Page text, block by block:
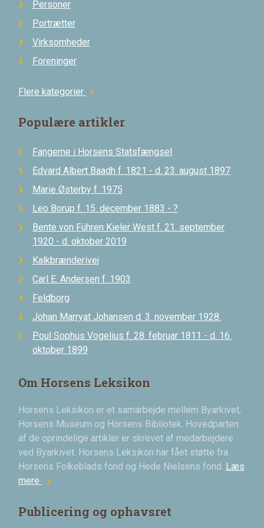
Personer
Portrætter
Virksomheder
Foreninger
Flere kategorier chevron_right
Populære artikler
Fangerne i Horsens Statsfængsel
Edvard Albert Baadh f. 1821 - d. 23. august 1897
Marie Østerby f. 1975
Leo Borup f. 15. december 1883 - ?
Bente von Führen Kieler West f. 21. september
1920 - d. oktober 2019
Kalkbrænderivej
Carl E. Andersen f. 1903
Feldborg
Johan Marryat Johansen d. 3. november 1928.
Poul Sophus Vogelius f. 28. februar 1811 - d. 16.
oktober 1899
Om Horsens Leksikon
Horsens Leksikon er et samarbejde mellem Byarkivet,
Horsens Museum og Horsens Bibliotek. Hovedparten
af de oprindelige artikler er skrevet af medarbejdere
ved Byarkivet. Horsens Leksikon har fået støtte fra
Horsens Folkeblads fond og Hede Nielsens fond. Læs
mere chevron_right
Publicering og ophavsret